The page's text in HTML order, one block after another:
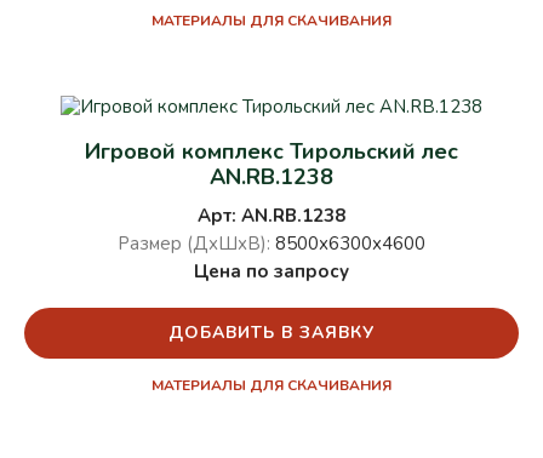
МАТЕРИАЛЫ ДЛЯ СКАЧИВАНИЯ
Игровой комплекс Тирольский лес
AN.RB.1238
Арт: AN.RB.1238
Размер (ДхШхВ): 8500х6300х4600
Цена по запросу
ДОБАВИТЬ В ЗАЯВКУ
МАТЕРИАЛЫ ДЛЯ СКАЧИВАНИЯ